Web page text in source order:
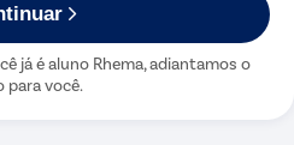
já é aluno Rhema, adiantamos o
para você.